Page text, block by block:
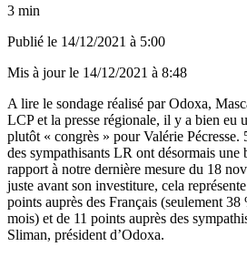
3 min
Publié le 14/12/2021 à 5:00
Mis à jour le 14/12/2021 à 8:48
A lire le sondage réalisé par Odoxa,
LCP et la presse régionale, il y a bien eu
plutôt « congrès » pour Valérie Pécresse.
des sympathisants LR ont désormais une
rapport à notre dernière mesure du 18
juste avant son investiture, cela
points auprès des Français (seulement
mois) et de 11 points auprès des
Sliman, président d’Odoxa.